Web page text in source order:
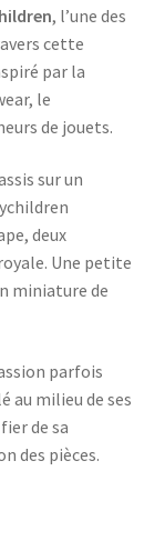
, l’une des
cette
par la
le
de jouets.
sur un
deux
Une petite
miniature de
parfois
au milieu de ses
de sa
des pièces.